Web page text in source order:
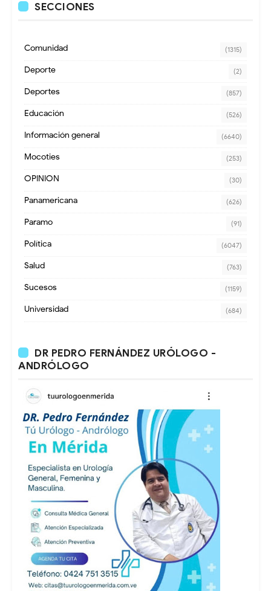
SECCIONES
Comunidad (1315)
Deporte (2)
Deportes (857)
Educación (526)
Información general (6640)
Mocoties (253)
OPINION (30)
Panamericana (626)
Paramo (91)
Política (6047)
Salud (763)
Sucesos (1159)
Universidad (684)
DR PEDRO FERNÁNDEZ URÓLOGO -
ANDRÓLOGO